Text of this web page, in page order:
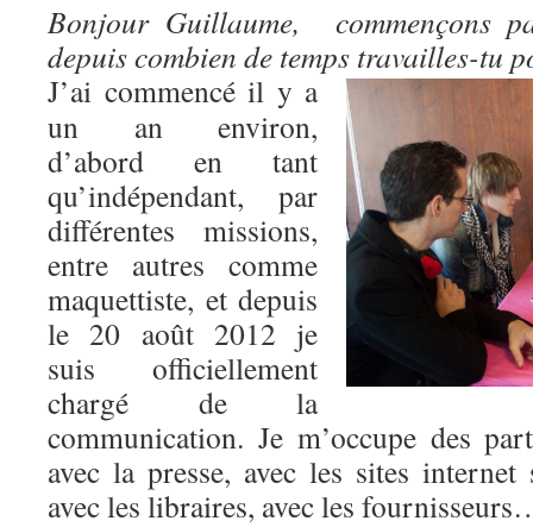
Bonjour Guillaume, commençons
depuis combien de temps travailles-tu
J’ai commencé il y a
un an environ,
d’abord en tant
qu’indépendant, par
différentes missions,
entre autres comme
maquettiste, et depuis
le 20 août 2012 je
suis officiellement
chargé de la
communication. Je m’occupe des
avec la presse, avec les sites internet
avec les libraires, avec les